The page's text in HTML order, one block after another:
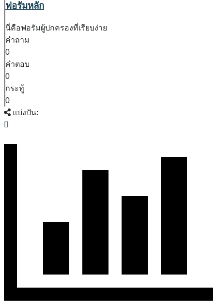
ฟอรัมหลัก
นี่คือฟอรัมผู้ปกครองที่เรียบง่าย
คำถาม
0
คำตอบ
0
กระทู้
0
แบ่งปัน: